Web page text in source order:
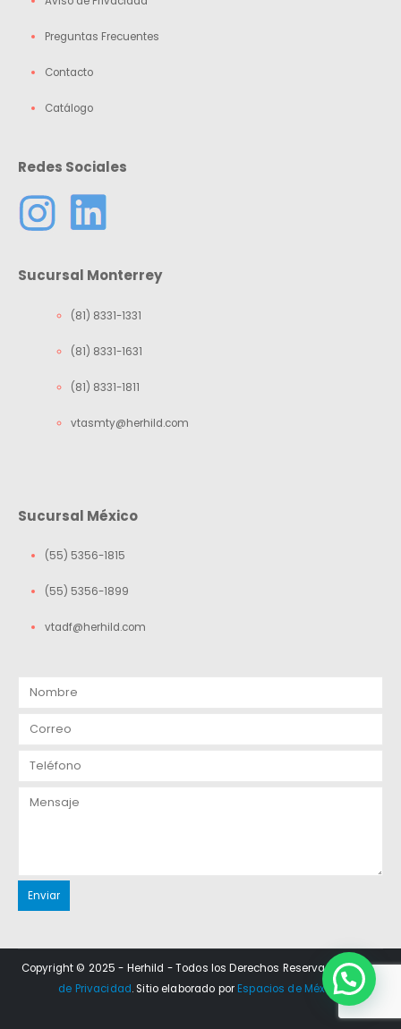
Preguntas Frecuentes
Contacto
Catálogo
Redes Sociales
Sucursal Monterrey
(81) 8331-1331
(81) 8331-1631
(81) 8331-1811
vtasmty@herhild.com
Sucursal México
(55) 5356-1815
(55) 5356-1899
vtadf@herhild.com
Copyright © 2025 - Herhild - Todos los Derechos Reservados.Aviso
de Privacidad. Sitio elaborado por Espacios de México.